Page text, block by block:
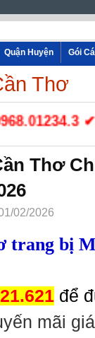
Quận Huyện Gói
Thơ
Thơ
02/2026
trang bị
để
mãi